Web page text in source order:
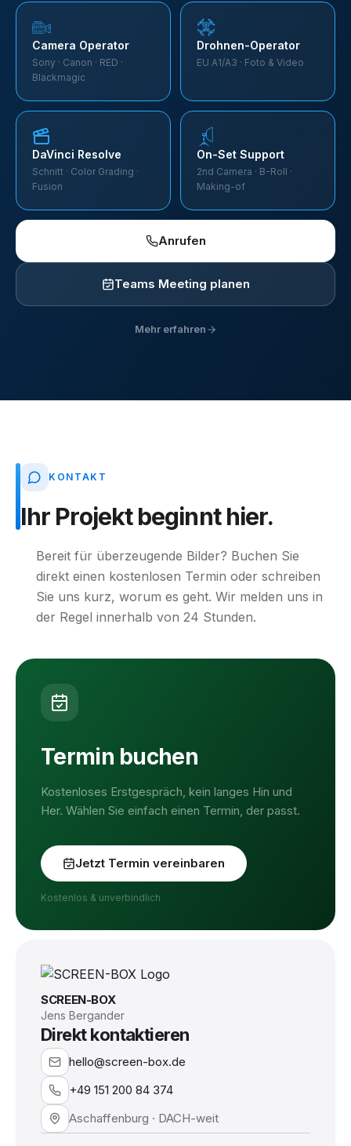
Camera Operator
Sony · Canon · RED ·
Blackmagic
Drohnen-Operator
EU A1/A3 · Foto & Video
DaVinci Resolve
Schnitt · Color Grading ·
Fusion
On-Set Support
2nd Camera · B-Roll ·
Making-of
Anrufen
Teams Meeting planen
Mehr erfahren
KONTAKT
Ihr Projekt beginnt hier.
Bereit für überzeugende Bilder? Buchen Sie
direkt einen kostenlosen Termin oder schreiben
Sie uns kurz, worum es geht. Wir melden uns in
der Regel innerhalb von 24 Stunden.
Termin buchen
Kostenloses Erstgespräch, kein langes Hin und
Her. Wählen Sie einfach einen Termin, der passt.
Jetzt Termin vereinbaren
Kostenlos & unverbindlich
SCREEN-BOX
Jens Bergander
Direkt kontaktieren
hello@screen-box.de
+49 151 200 84 374
Aschaffenburg · DACH-weit